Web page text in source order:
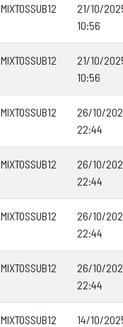
MIXTOSSUB12
21/10/
10:56
MIXTOSSUB12
21/10/
10:56
MIXTOSSUB12
26/10/
22:44
MIXTOSSUB12
26/10/
22:44
MIXTOSSUB12
26/10/
22:44
MIXTOSSUB12
26/10/
22:44
MIXTOSSUB12
14/10/